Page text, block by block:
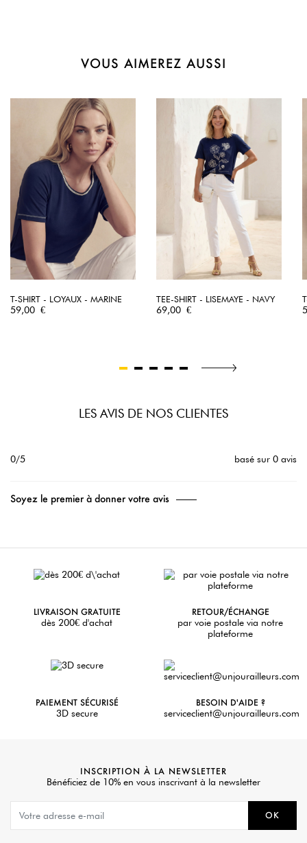
VOUS AIMEREZ AUSSI
T-SHIRT - LOYAUX - MARINE
Prix
59,00 €
TEE-SHIRT - LISEMAYE - NAVY
Prix
69,00 €
LES AVIS DE NOS CLIENTES
0/5 basé sur 0 avis
Soyez le premier à donner votre avis
LIVRAISON GRATUITE
dès 200€ d'achat
RETOUR/ÉCHANGE
par voie postale via notre
plateforme
PAIEMENT SÉCURISÉ
3D secure
BESOIN D'AIDE ?
serviceclient@unjourailleurs.com
INSCRIPTION À LA NEWSLETTER
Bénéficiez de 10% en vous inscrivant à la newsletter
OK